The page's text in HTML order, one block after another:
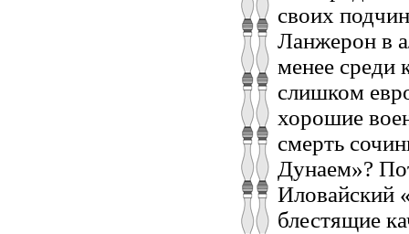
своих
Ланжерон в
менее среди
слишком
хорошие
смерть
Дунаем»?
Иловайский
блестящие